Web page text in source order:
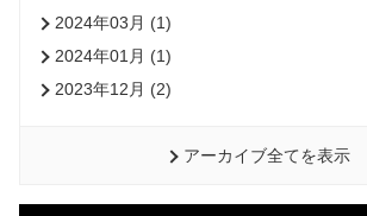
2024年03月 (1)
2024年01月 (1)
2023年12月 (2)
アーカイブ全てを表示